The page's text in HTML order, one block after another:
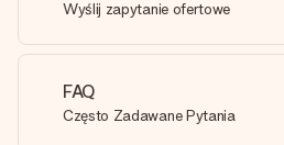
Wyślij zapytanie ofertowe
FAQ
Często Zadawane Pytania